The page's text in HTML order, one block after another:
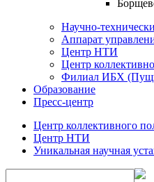
Научно-
Аппарат
Центр НТИ
Центр
Филиал ИБХ
Образование
Пресс-центр
Центр коллективного
Центр НТИ
Уникальная научная